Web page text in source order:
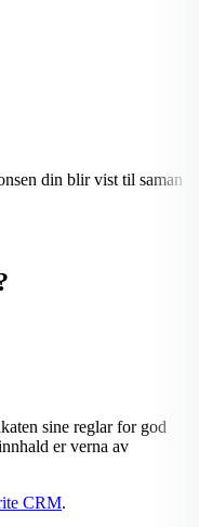
din blir vist til saman
sine reglar for god
er verna av
CRM.